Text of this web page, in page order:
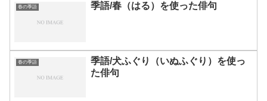
春の季語 季語/春（はる）を使った俳句
春の季語
季語/犬ふぐり（いぬふぐり）を使っ
た俳句